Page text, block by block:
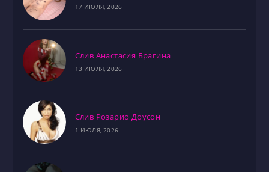
17 ИЮЛЯ, 2026
Слив Анастасия Брагина
13 ИЮЛЯ, 2026
Слив Розарио Доусон
1 ИЮЛЯ, 2026